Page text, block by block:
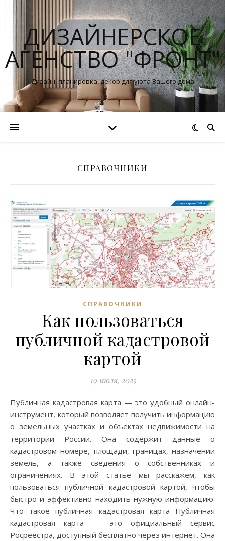
ДИЗАЙНЕРСКОЕ
АГЕНСТВО "ФРОНТ"
Дизайн, планировка, декор для уюта Вашего дома
СПРАВОЧНИКИ
СПРАВОЧНИКИ
Как пользоваться
публичной кадастровой
картой
19 июля, 2025
Публичная кадастровая карта — это удобный онлайн-
инструмент, который позволяет получить информацию
о земельных участках и объектах недвижимости на
территории России. Она содержит данные о
кадастровом номере, площади, границах, назначении
земель, а также сведения о собственниках и
ограничениях. В этой статье мы расскажем, как
пользоваться публичной кадастровой картой, чтобы
быстро и эффективно находить нужную информацию.
Что такое публичная кадастровая карта Публичная
кадастровая карта — это официальный сервис
Росреестра, доступный бесплатно через интернет. Она